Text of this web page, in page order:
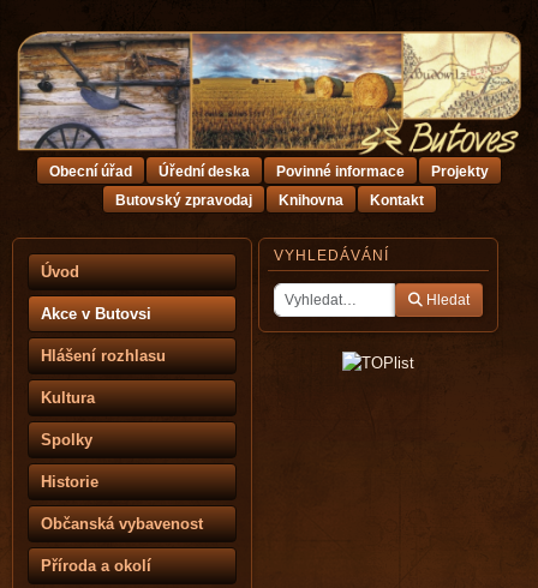
Úvod
Akce v Butovsi
Hlášení rozhlasu
Kultura
Spolky
Historie
Občanská vybavenost
Příroda a okolí
VYHLEDÁVÁNÍ
Hledat
Obecní úřad Úřední deska Povinné informace
Projekty
Butovský zpravodaj
Knihovna Kontakt